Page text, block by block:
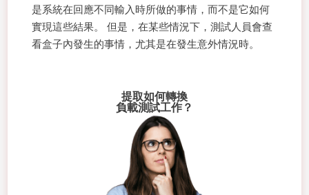
是系統在回應不同輸入時所做的事情，而不是它如何
實現這些結果。 但是，在某些情況下，測試人員會查
看盒子內發生的事情，尤其是在發生意外情況時。
提取如何轉換
負載測試工作？